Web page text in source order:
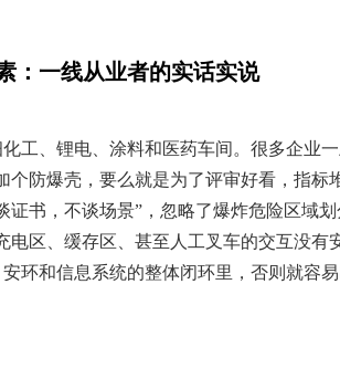
：一线从业者的实话实说
工、锂电、涂料和医药车间。很多企业
防爆壳，要么就是为了评审好看，指标
书，不谈场景”，忽略了爆炸危险区域
区、缓存区、甚至人工叉车的交互没有
环和信息系统的整体闭环里，否则就容易